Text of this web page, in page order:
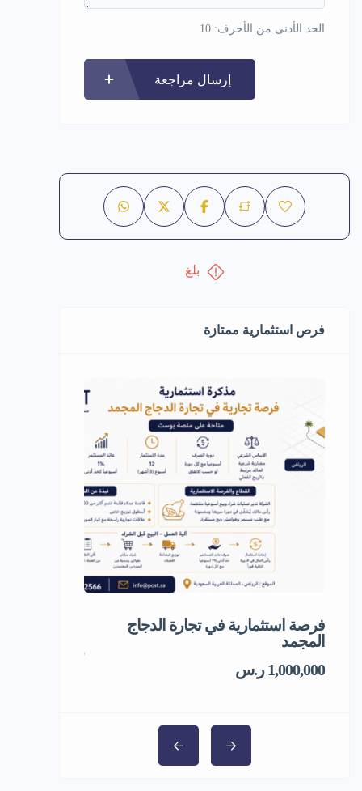
الحد الأدنى من الأحرف: 10
إرسال مراجعة
بلغ
فرص استثمارية ممتازة
فرصة استثمارية في تجارة الدجاج
المجمد
1,000,000 ر.س